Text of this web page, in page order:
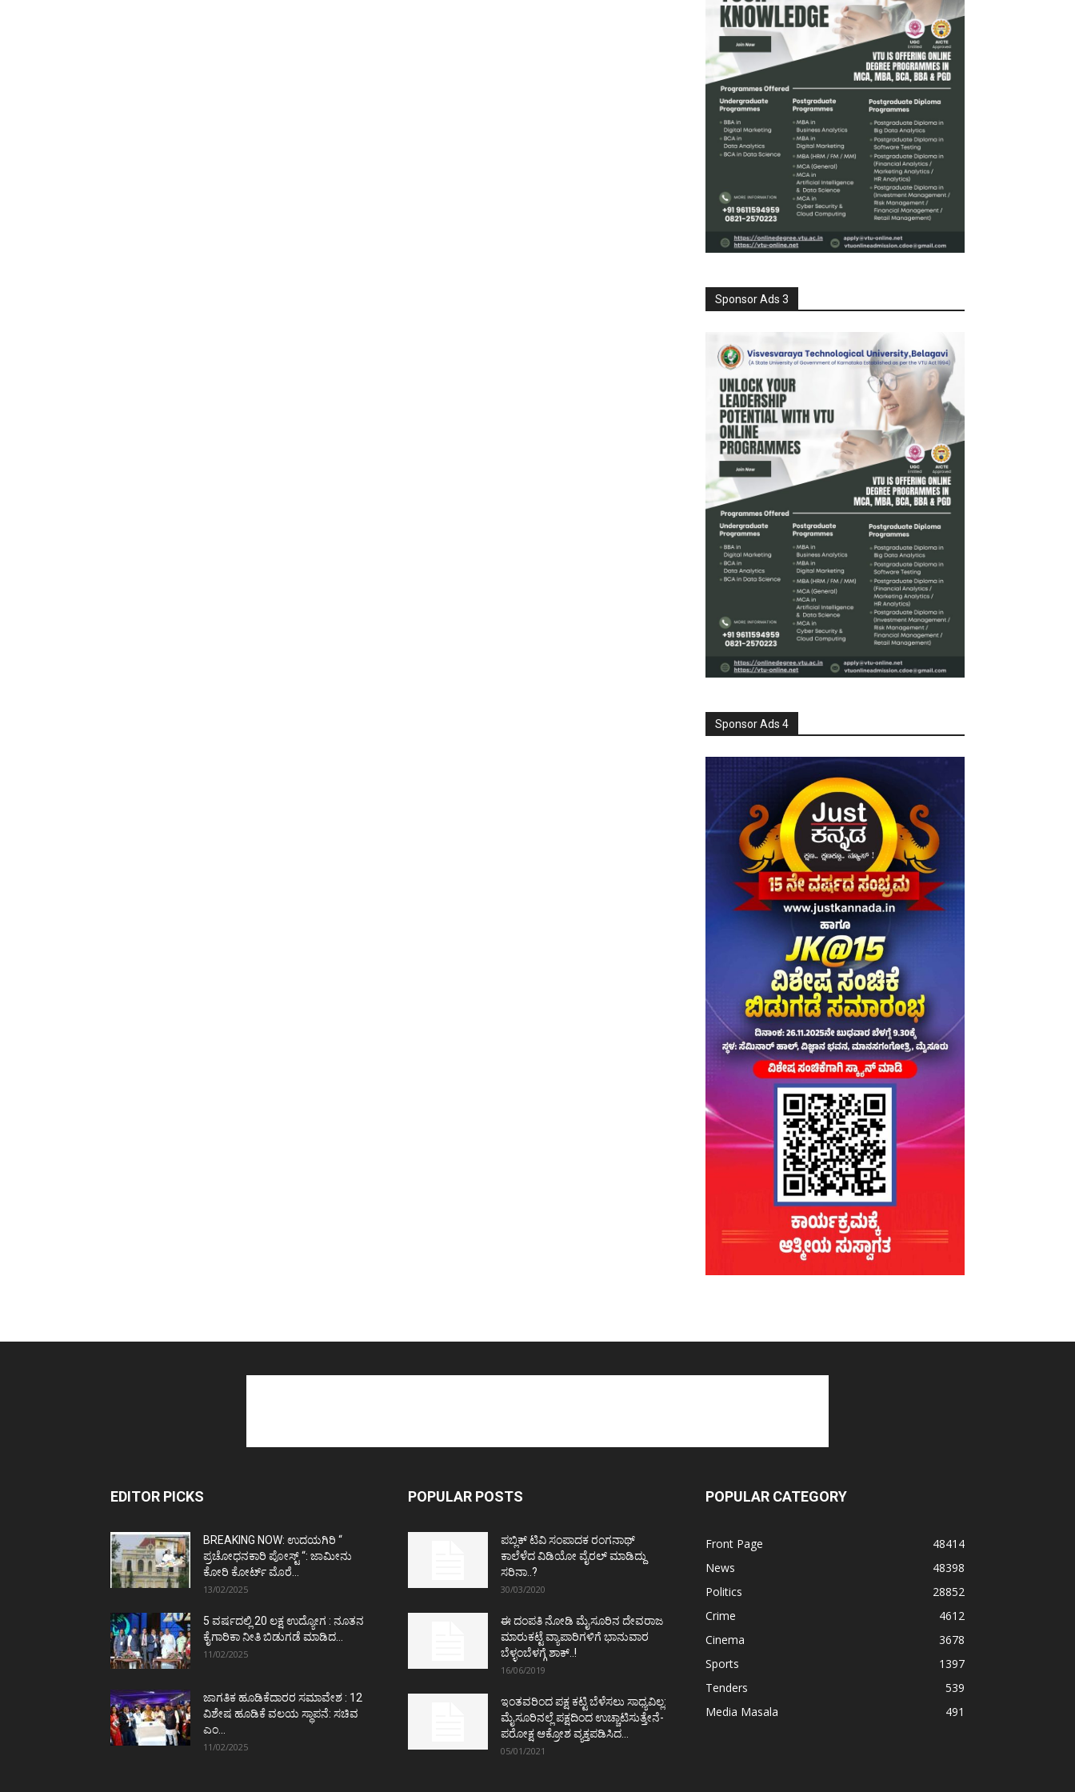
Sponsor Ads 3
Sponsor Ads 4
EDITOR PICKS
BREAKING NOW: ಉದಯಗಿರಿ “
ಪ್ರಚೋಧನಕಾರಿ ಪೋಸ್ಟ್‌ “: ಜಾಮೀನು
ಕೋರಿ ಕೋರ್ಟ್‌ ಮೊರೆ...
13/02/2025
5 ವರ್ಷದಲ್ಲಿ 20 ಲಕ್ಷ ಉದ್ಯೋಗ : ನೂತನ
ಕೈಗಾರಿಕಾ ನೀತಿ ಬಿಡುಗಡೆ ಮಾಡಿದ...
11/02/2025
ಜಾಗತಿಕ ಹೂಡಿಕೆದಾರರ ಸಮಾವೇಶ : 12
ವಿಶೇಷ ಹೂಡಿಕೆ ವಲಯ ಸ್ಥಾಪನೆ: ಸಚಿವ
ಎಂ...
11/02/2025
POPULAR POSTS
ಪಬ್ಲಿಕ್ ಟಿವಿ ಸಂಪಾದಕ ರಂಗನಾಥ್
ಕಾಲೆಳೆದ ವಿಡಿಯೋ ವೈರಲ್ ಮಾಡಿದ್ದು
ಸರಿನಾ..?
30/03/2020
ಈ ದಂಪತಿ ನೋಡಿ ಮೈಸೂರಿನ ದೇವರಾಜ
ಮಾರುಕಟ್ಟೆ ವ್ಯಾಪಾರಿಗಳಿಗೆ ಭಾನುವಾರ
ಬೆಳ್ಳಂಬೆಳಗ್ಗೆ ಶಾಕ್..!
16/06/2019
ಇಂತವರಿಂದ ಪಕ್ಷ ಕಟ್ಟಿ ಬೆಳೆಸಲು ಸಾಧ್ಯವಿಲ್ಲ:
ಮೈಸೂರಿನಲ್ಲೆ ಪಕ್ಷದಿಂದ ಉಚ್ಚಾಟಿಸುತ್ತೇನೆ-
ಪರೋಕ್ಷ ಆಕ್ರೋಶ ವ್ಯಕ್ತಪಡಿಸಿದ...
05/01/2021
POPULAR CATEGORY
Front Page
48414
News
48398
Politics
28852
Crime
4612
Cinema
3678
Sports
1397
Tenders
539
Media Masala
491